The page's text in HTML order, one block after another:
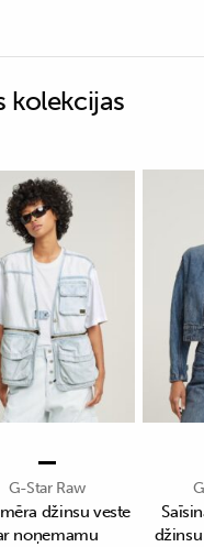
kolekcijas
G-Star Raw
džinsu veste
noņemamu